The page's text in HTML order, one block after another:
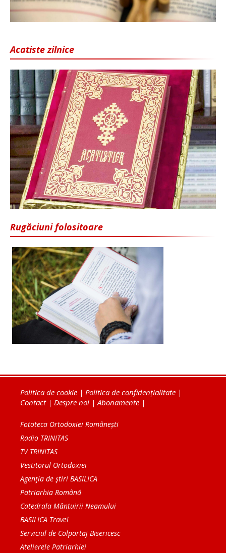
Acatiste zilnice
Rugăciuni folositoare
Politica de cookie | Politica de confidențialitate |
Contact| Despre noi |Abonamente |
Fototeca Ortodoxiei Românești
Radio TRINITAS
TV TRINITAS
Vestitorul Ortodoxiei
Agenţia de ştiri BASILICA
Patriarhia Română
Catedrala Mântuirii Neamului
BASILICA Travel
Serviciul de Colportaj Bisericesc
Atelierele Patriarhiei